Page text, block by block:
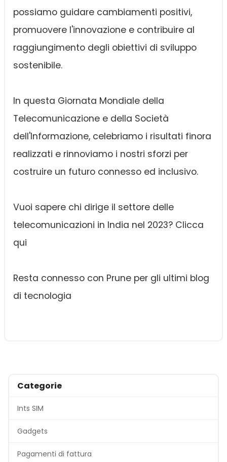
possiamo guidare cambiamenti positivi,
promuovere l'innovazione e contribuire al
raggiungimento degli obiettivi di sviluppo
sostenibile.
In questa Giornata Mondiale della
Telecomunicazione e della Società
dell'Informazione, celebriamo i risultati finora
realizzati e rinnoviamo i nostri sforzi per
costruire un futuro connesso ed inclusivo.
Vuoi sapere chi dirige il settore delle
telecomunicazioni in India nel 2023? Clicca
qui
Resta connesso con Prune per gli ultimi blog
di tecnologia
Categorie
Ints SIM
Gadgets
Pagamenti di fattura